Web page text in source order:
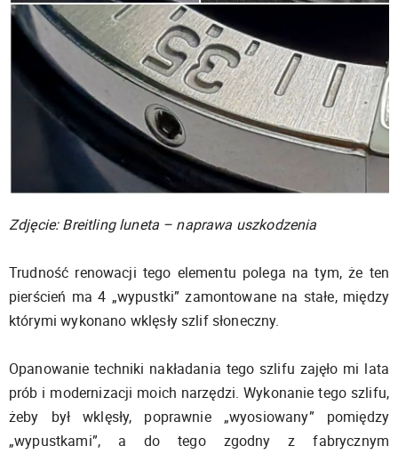
Zdjęcie: Breitling luneta – naprawa uszkodzenia
Trudność renowacji tego elementu polega na tym, że ten
pierścień ma 4 „wypustki” zamontowane na stałe, między
którymi wykonano wklęsły szlif słoneczny.
Opanowanie techniki nakładania tego szlifu zajęło mi lata
prób i modernizacji moich narzędzi. Wykonanie tego szlifu,
żeby był wklęsły, poprawnie „wyosiowany” pomiędzy
„wypustkami”, a do tego zgodny z fabrycznym